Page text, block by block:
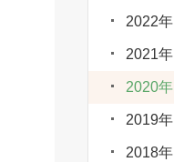
2022年
2021年
2020年
2019年
2018年